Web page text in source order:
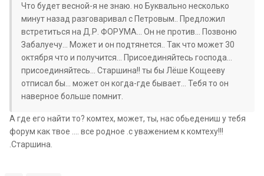
Что будет весной-я не знаю. но Буквально несколько
минут назад разговаривал с Петровым.. Предложил
встретиться на Д.Р. ФОРУМА... Он не против... Позвоню
Забалуечу... Может и он подтянется.. Так что может 30
октября что и получится... Присоединяйтесь господа...
присоединяйтесь... Старшина!! ты бы Лёше Кощееву
отписал бы... может он когда-где бывает... Тебя то он
наверное больше помнит.
А где его найти то? комтех, может, ты, нас обьедениш у тебя
форум как твое .... все родное .с уважением к комтеху!!!
.Старшина.